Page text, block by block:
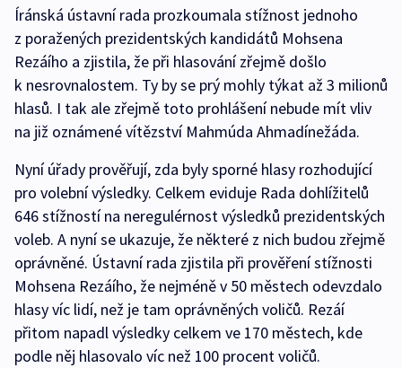
Íránská ústavní rada prozkoumala stížnost jednoho
z poražených prezidentských kandidátů Mohsena
Rezáího a zjistila, že při hlasování zřejmě došlo
k nesrovnalostem. Ty by se prý mohly týkat až 3 milionů
hlasů. I tak ale zřejmě toto prohlášení nebude mít vliv
na již oznámené vítězství Mahmúda Ahmadínežáda.
Nyní úřady prověřují, zda byly sporné hlasy rozhodující
pro volební výsledky. Celkem eviduje Rada dohlížitelů
646 stížností na neregulérnost výsledků prezidentských
voleb. A nyní se ukazuje, že některé z nich budou zřejmě
oprávněné. Ústavní rada zjistila při prověření stížnosti
Mohsena Rezáího, že nejméně v 50 městech odevzdalo
hlasy víc lidí, než je tam oprávněných voličů. Rezáí
přitom napadl výsledky celkem ve 170 městech, kde
podle něj hlasovalo víc než 100 procent voličů.